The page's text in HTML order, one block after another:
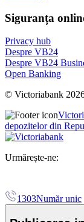
Siguranța
Privacy hub
Despre VB24
Despre VB24
Open Banking
© Victoriabank
depozitelor din
Urmărește-ne:
1303Număr unic